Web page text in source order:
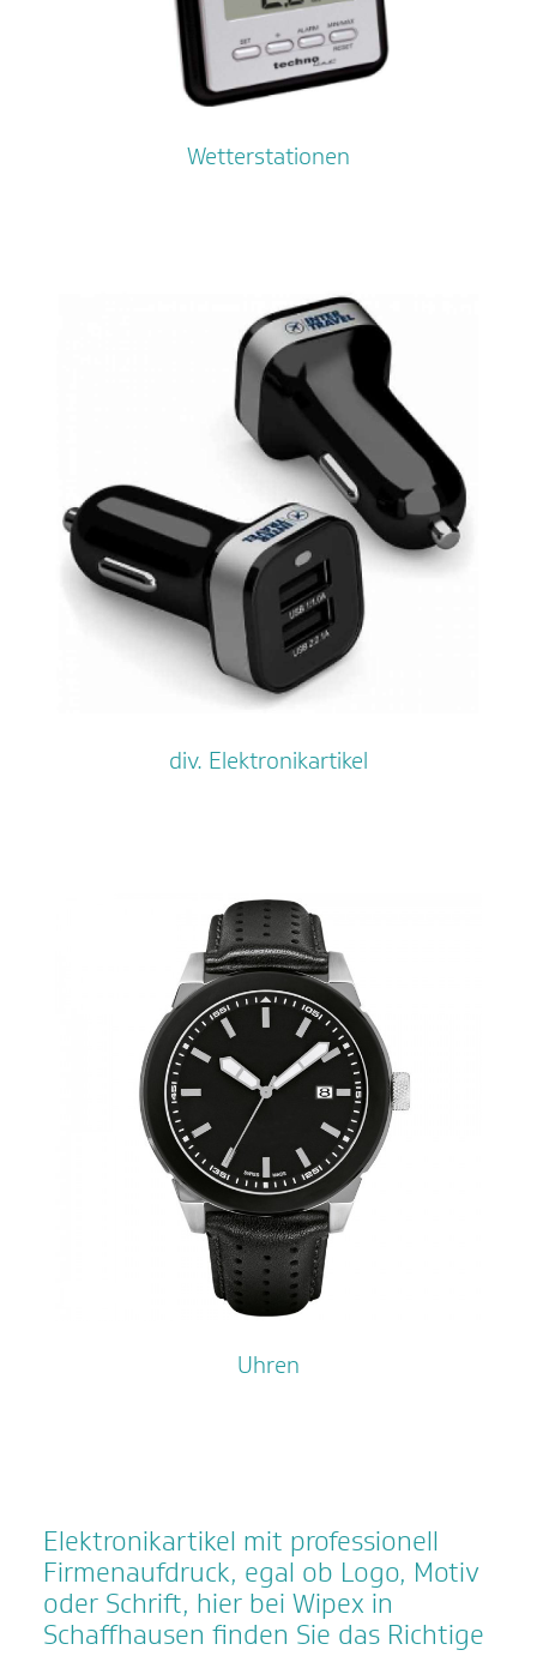
Wetterstationen
div. Elektronikartikel
Uhren
Elektronikartikel mit professionell
Firmenaufdruck, egal ob Logo, Motiv
oder Schrift, hier bei Wipex in
Schaffhausen finden Sie das Richtige